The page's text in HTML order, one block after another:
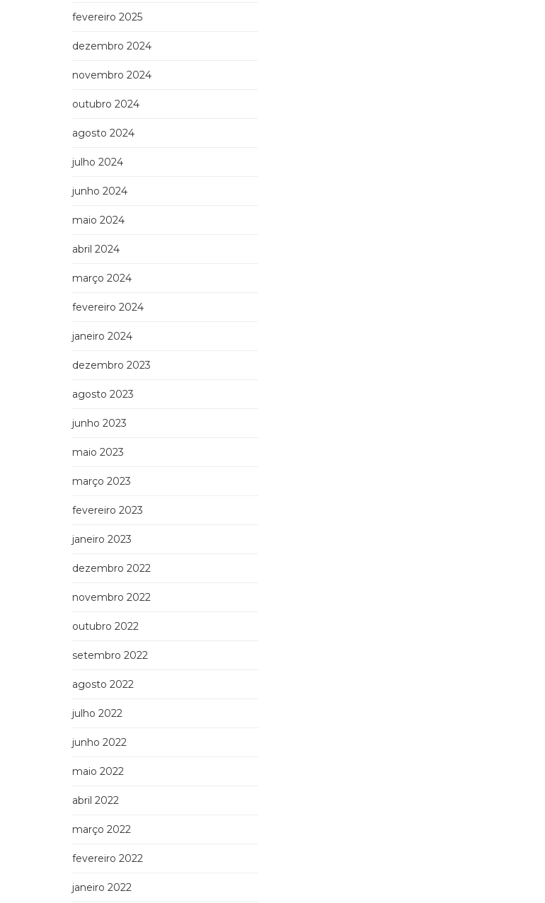
fevereiro 2025
dezembro 2024
novembro 2024
outubro 2024
agosto 2024
julho 2024
junho 2024
maio 2024
abril 2024
março 2024
fevereiro 2024
janeiro 2024
dezembro 2023
agosto 2023
junho 2023
maio 2023
março 2023
fevereiro 2023
janeiro 2023
dezembro 2022
novembro 2022
outubro 2022
setembro 2022
agosto 2022
julho 2022
junho 2022
maio 2022
abril 2022
março 2022
fevereiro 2022
janeiro 2022